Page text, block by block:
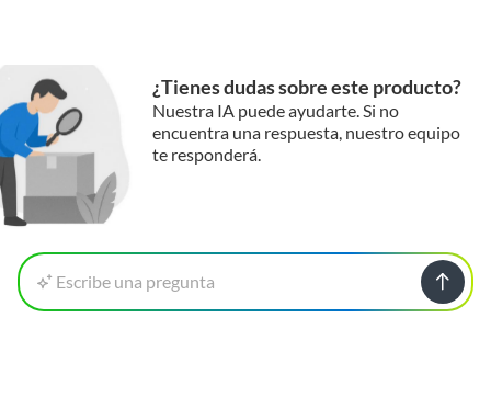
¿Tienes dudas sobre este producto?
Nuestra IA puede ayudarte. Si no
encuentra una respuesta, nuestro equipo
te responderá.
Escribe una pregunta